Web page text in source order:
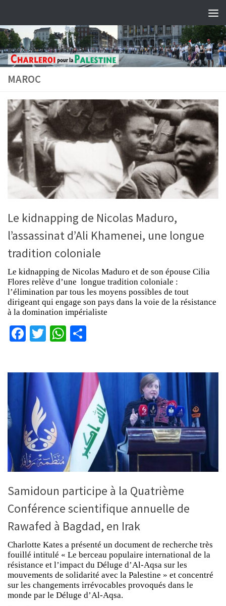
MAROC
Le kidnapping de Nicolas Maduro,
l’assassinat d’Ali Khamenei, une longue
tradition coloniale
Le kidnapping de Nicolas Maduro et de son épouse Cilia
Flores relève d’une longue tradition coloniale :
l’élimination par tous les moyens possibles de tout
dirigeant qui engage son pays dans la voie de la résistance
à la domination impérialiste
Facebook
TwitterWhatsApp
Samidoun participe à la Quatrième
Conférence scientifique annuelle de
Rawafed à Bagdad, en Irak
Charlotte Kates a présenté un document de recherche très
fouillé intitulé « Le berceau populaire international de la
résistance et l’impact du Déluge d’Al-Aqsa sur les
mouvements de solidarité avec la Palestine » et concentré
sur les changements irrévocables provoqués dans le
monde par le Déluge d’Al-Aqsa.